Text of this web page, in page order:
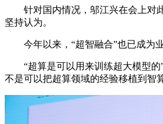
针对国内情况，邬江兴在会上对此
坚持认为。
今年以来，“超智融合”也已成为业
“超算是可以用来训练超大模型的”
不是可以把超算领域的经验移植到智